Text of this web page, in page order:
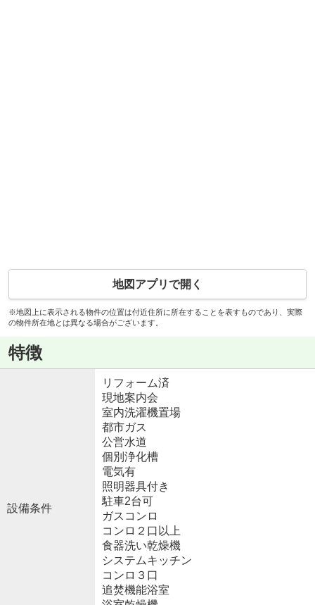
地図アプリで開く
※地図上に表示される物件の位置は付近住所に所在することを表すものであり、実際
の物件所在地とは異なる場合がございます。
特徴
設備条件
リフォーム済
現地案内会
室内洗濯機置場
都市ガス
公営水道
個別浄化槽
電気有
照明器具付き
駐車2台可
ガスコンロ
コンロ２口以上
食器洗い乾燥機
システムキッチン
コンロ３口
追焚機能浴室